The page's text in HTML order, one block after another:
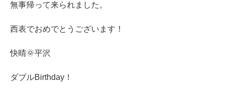
無事帰って来られました。
西表でおめでとうございます！
快晴🌞平沢
ダブルBirthday！